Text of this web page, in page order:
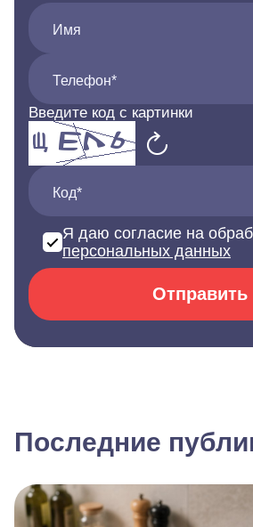
Имя
Телефон*
Введите код с картинки
Код*
Я даю согласие на
персональных данных
Отправить
Последние